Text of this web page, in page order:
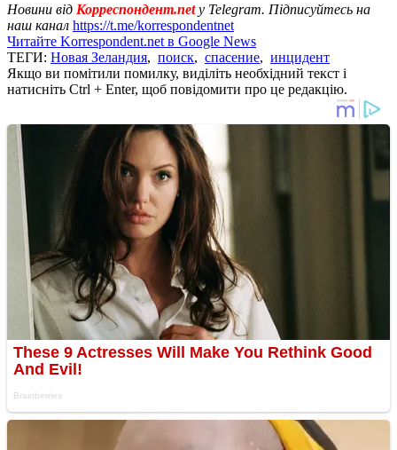
Новини від Корреспондент.net у Telegram. Підписуйтесь на
наш канал https://t.me/korrespondentnet
Читайте Korrespondent.net в Google News
ТЕГИ: Новая Зеландия, поиск, спасение, инцидент
Якщо ви помітили помилку, виділіть необхідний текст і
натисніть Ctrl + Enter, щоб повідомити про це редакцію.